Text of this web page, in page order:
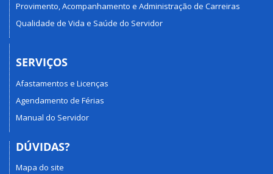
Provimento, Acompanhamento e Administração de Carreiras
Qualidade de Vida e Saúde do Servidor
SERVIÇOS
Afastamentos e Licenças
Agendamento de Férias
Manual do Servidor
DÚVIDAS?
Mapa do site